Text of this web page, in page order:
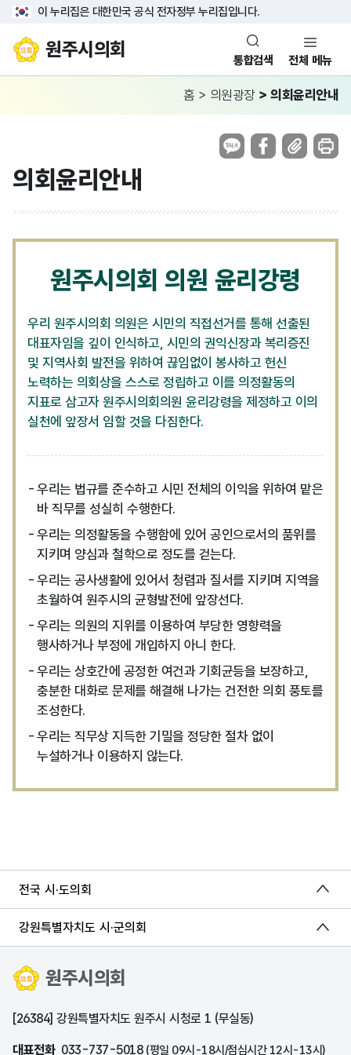
이 누리집은 대한민국 공식 전자정부 누리집입니다.
원주시의회 통합검색 전체 메뉴
홈 > 의원광장 > 의회윤리안내
의회윤리안내
원주시의회 의원 윤리강령
우리 원주시의회 의원은 시민의 직접선거를 통해 선출된
대표자임을 깊이 인식하고, 시민의 권익신장과 복리증진
및 지역사회 발전을 위하여 끊임없이 봉사하고 헌신
노력하는 의회상을 스스로 정립하고 이를 의정활동의
지표로 삼고자 원주시의회의원 윤리강령을 제정하고 이의
실천에 앞장서 임할 것을 다짐한다.
우리는 법규를 준수하고 시민 전체의 이익을 위하여 맡은
바 직무를 성실히 수행한다.
우리는 의정활동을 수행함에 있어 공인으로서의 품위를
지키며 양심과 철학으로 정도를 걷는다.
우리는 공사생활에 있어서 청렴과 질서를 지키며 지역을
초월하여 원주시의 균형발전에 앞장선다.
우리는 의원의 지위를 이용하여 부당한 영향력을
행사하거나 부정에 개입하지 아니 한다.
우리는 상호간에 공정한 여건과 기회균등을 보장하고,
충분한 대화로 문제를 해결해 나가는 건전한 의회 풍토를
조성한다.
우리는 직무상 지득한 기밀을 정당한 절차 없이
누설하거나 이용하지 않는다.
전국 시·도의회
강원특별자치도 시·군의회
원주시의회
[26384] 강원특별자치도 원주시 시청로 1 (무실동)
대표전화 033-737-5018 (평일 09시-18시/점심시간 12시-13시)